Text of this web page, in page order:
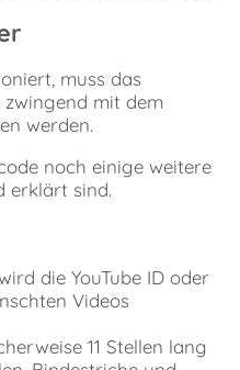
muss das
zwingend mit dem
werden.
noch einige weitere
erklärt sind.
die YouTube ID oder
Videos
11 Stellen lang